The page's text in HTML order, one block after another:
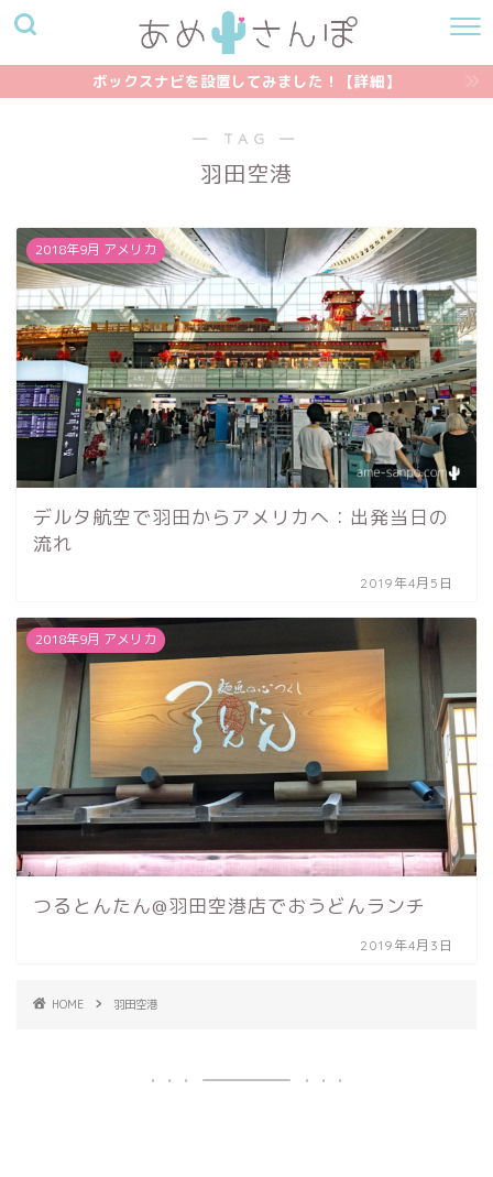
ボックスナビを設置してみました！【詳細】
― TAG ―
羽田空港
2018年9月 アメリカ
デルタ航空で羽田からアメリカへ：出発当日の
流れ
2019年4月5日
2018年9月 アメリカ
つるとんたん@羽田空港店でおうどんランチ
2019年4月3日
HOME 羽田空港